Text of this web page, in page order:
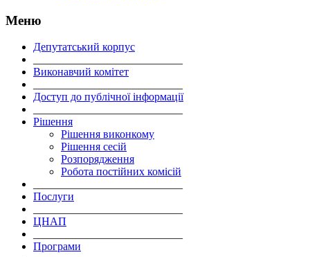
Меню
Депутатський корпус
Виконавчий комітет
Доступ до публічної інформації
Рішення
Рішення виконкому
Рішення сесій
Розпорядження
Робота постійних комісій
Послуги
ЦНАП
Програми